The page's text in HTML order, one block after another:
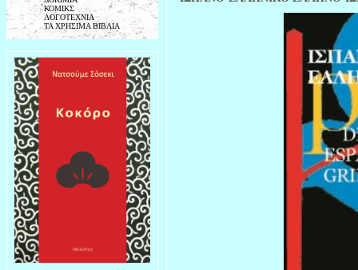
ΚΟΜΙΚΣ
ΛΟΓΟΤΕΧΝΙΑ
ΤΑ ΧΡΗΣΙΜΑ ΒΙΒΛΙΑ